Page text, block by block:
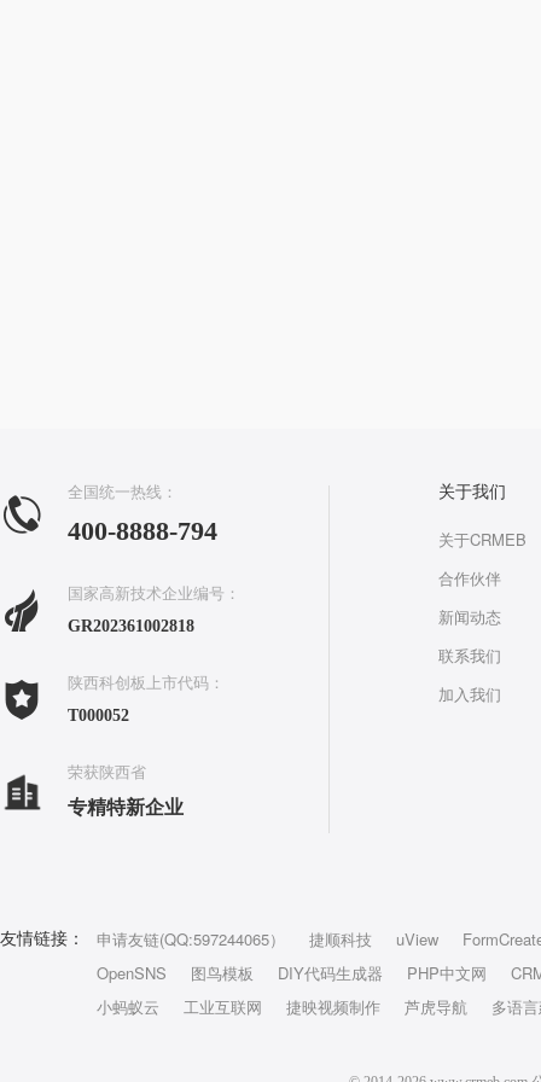
全国统一热线：
400-8888-794
国家高新技术企业编号：
GR202361002818
陕西科创板上市代码：
T000052
荣获陕西省
专精特新企业
关于我们
关于CRMEB
合作伙伴
新闻动态
联系我们
加入我们
友情链接： 申请友链(QQ:597244065） 捷顺科技 uView
OpenSNS
图鸟模板 DIY代码生成器 PHP中文网
小蚂蚁云
工业互联网 捷映视频制作 芦虎导航 多语